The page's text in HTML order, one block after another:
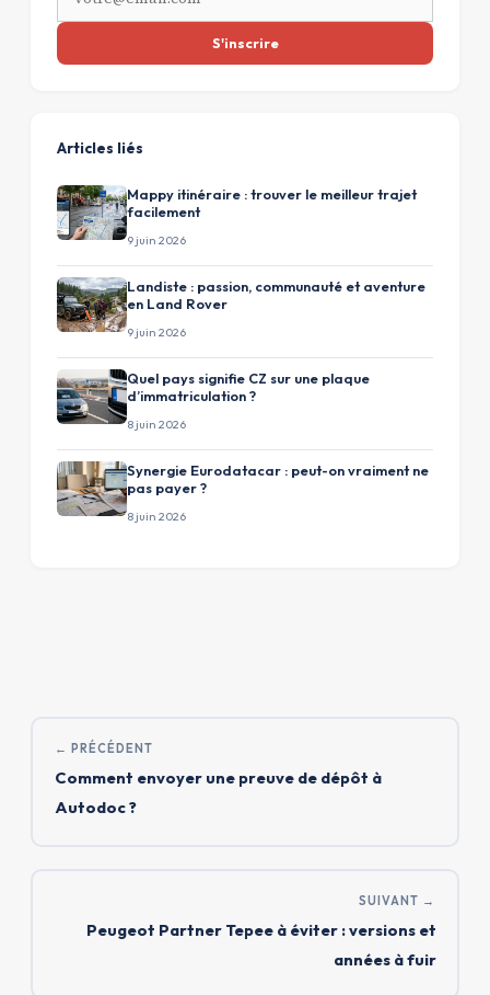
S'inscrire
Articles liés
Mappy itinéraire : trouver le meilleur trajet
facilement
9 juin 2026
Landiste : passion, communauté et aventure
en Land Rover
9 juin 2026
Quel pays signifie CZ sur une plaque
d’immatriculation ?
8 juin 2026
Synergie Eurodatacar : peut-on vraiment ne
pas payer ?
8 juin 2026
← PRÉCÉDENT
Comment envoyer une preuve de dépôt à
Autodoc ?
SUIVANT →
Peugeot Partner Tepee à éviter : versions et
années à fuir